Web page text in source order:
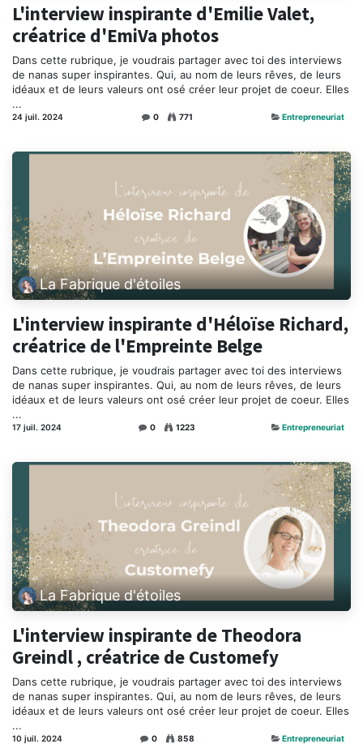
L'interview inspirante d'Emilie Valet,
créatrice d'EmiVa photos
Dans cette rubrique, je voudrais partager avec toi des interviews
de nanas super inspirantes. Qui, au nom de leurs rêves, de leurs
idéaux et de leurs valeurs ont osé créer leur projet de coeur. Elles
...
24 juil. 2024 0 771 Entrepreneuriat
La Fabrique d'étoiles
L'interview inspirante d'Héloïse Richard,
créatrice de l'Empreinte Belge
Dans cette rubrique, je voudrais partager avec toi des interviews
de nanas super inspirantes. Qui, au nom de leurs rêves, de leurs
idéaux et de leurs valeurs ont osé créer leur projet de coeur. Elles
...
17 juil. 2024 0 1223 Entrepreneuriat
La Fabrique d'étoiles
L'interview inspirante de Theodora
Greindl , créatrice de Customefy
Dans cette rubrique, je voudrais partager avec toi des interviews
de nanas super inspirantes. Qui, au nom de leurs rêves, de leurs
idéaux et de leurs valeurs ont osé créer leur projet de coeur. Elles
...
10 juil. 2024 0 858 Entrepreneuriat